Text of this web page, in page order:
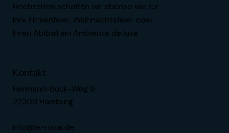
Hochzeiten schaffen wir ebenso wie für
Ihre Firmenfeier, Weihnachtsfeier oder
Ihren Abiball ein Ambiente de luxe.
Kontakt
Hermann-Buck-Weg 9
22309 Hamburg
info@le-royal.de